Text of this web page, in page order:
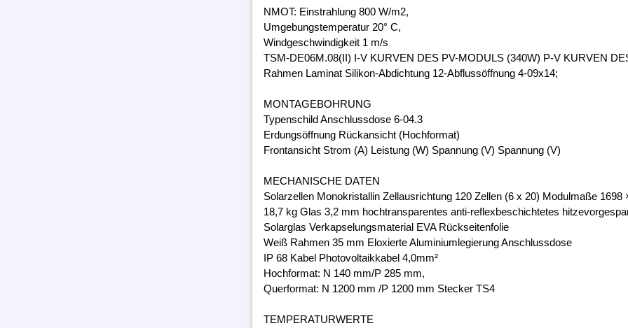
NMOT: Einstrahlung 800 W/m2,
Umgebungstemperatur 20° C,
Windgeschwindigkeit 1 m/s
TSM-DE06M.08(II) I-V KURVEN DES PV-MODULS (340W) P-V KURVEN
Rahmen Laminat Silikon-Abdichtung 12-Abflussöffnung 4-09x14;
MONTAGEBOHRUNG
Typenschild Anschlussdose 6-04.3
Erdungsöffnung Rückansicht (Hochformat)
Frontansicht Strom (A) Leistung (W) Spannung (V) Spannung (V)
MECHANISCHE DATEN
Solarzellen Monokristallin Zellausrichtung 120 Zellen (6 x 20) Modulmaße
18,7 kg Glas 3,2 mm hochtransparentes anti-reflexbeschichtetes
Solarglas Verkapselungsmaterial EVA Rückseitenfolie
Weiß Rahmen 35 mm Eloxierte Aluminiumlegierung Anschlussdose
IP 68 Kabel Photovoltaikkabel 4,0mm²
Hochformat: N 140 mm/P 285 mm,
Querformat: N 1200 mm /P 1200 mm Stecker TS4
TEMPERATURWERTE